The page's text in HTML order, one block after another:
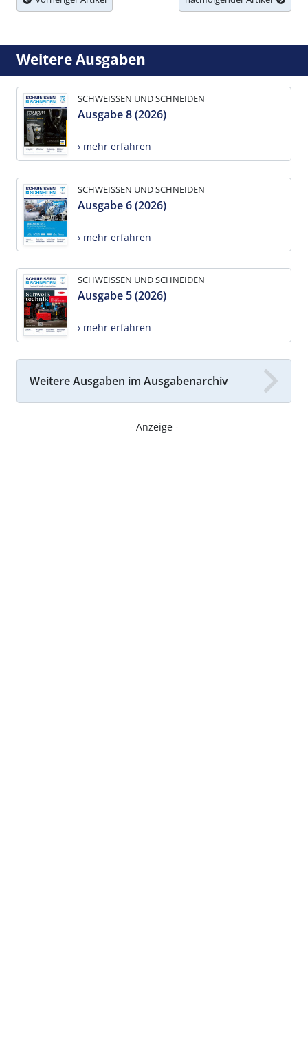
Weitere Ausgaben
SCHWEISSEN UND SCHNEIDEN
Ausgabe 8 (2026)
› mehr erfahren
SCHWEISSEN UND SCHNEIDEN
Ausgabe 6 (2026)
› mehr erfahren
SCHWEISSEN UND SCHNEIDEN
Ausgabe 5 (2026)
› mehr erfahren
Weitere Ausgaben im Ausgabenarchiv
- Anzeige -